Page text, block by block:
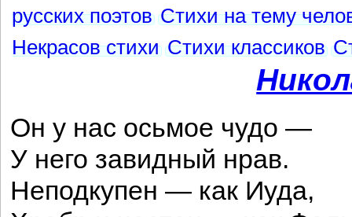
русских поэтов Стихи на тему
Некрасов стихи Стихи классиков
Он у нас осьмое чудо —
У него завидный нрав.
Неподкупен — как Иуда,